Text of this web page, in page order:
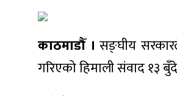
काठमाडौँ । सङ्घीय
गरिएको हिमाली संवाद १३